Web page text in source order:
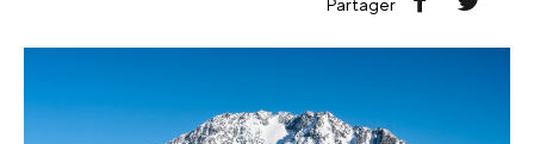
Partager